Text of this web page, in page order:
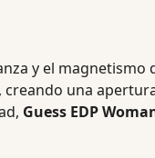
y el magnetismo
una
Guess EDP